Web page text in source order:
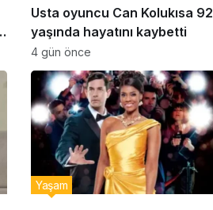
Usta oyuncu Can Kolukısa 92
yaşında hayatını kaybetti
4 gün önce
Yaşam